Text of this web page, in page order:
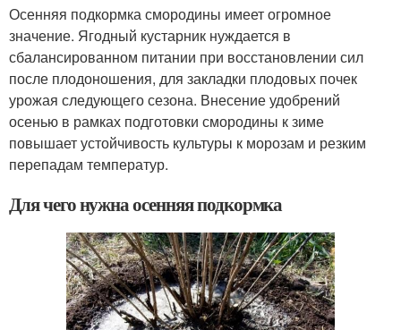
Осенняя подкормка смородины имеет огромное
значение. Ягодный кустарник нуждается в
сбалансированном питании при восстановлении сил
после плодоношения, для закладки плодовых почек
урожая следующего сезона. Внесение удобрений
осенью в рамках подготовки смородины к зиме
повышает устойчивость культуры к морозам и резким
перепадам температур.
Для чего нужна осенняя подкормка